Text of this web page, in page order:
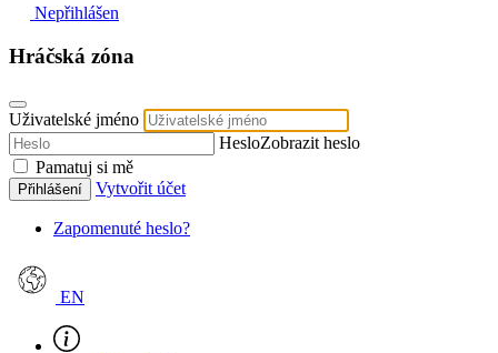
Nepřihlášen
Hráčská zóna
Uživatelské jméno
HesloZobrazit heslo
Pamatuj si mě
Přihlášení Vytvořit účet
Zapomenuté heslo?
EN